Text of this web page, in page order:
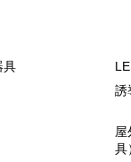
具
誘
屋
具